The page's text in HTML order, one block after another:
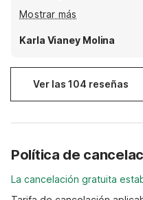
sweet 😍 (Original) Me encantó, súper cómoda la
cama, las almohadas
calientita, tiene
Mostrar más
Karla Vianey Molina
Ver las 104 reseñas
Política de
La cancelación gratuita